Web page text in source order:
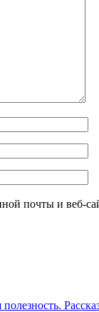
почты и веб-
полезность.